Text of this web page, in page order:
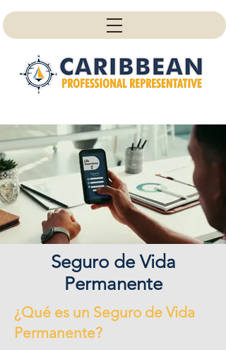
Seguro de Vida
Permanente
¿Qué es un Seguro de Vida
Permanente?